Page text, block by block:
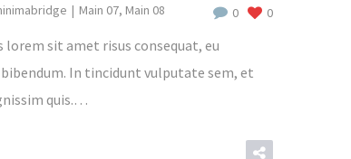
Main 07, Main 08 0 0
lorem sit amet risus consequat, eu
In tincidunt vulputate sem, et
quis.…